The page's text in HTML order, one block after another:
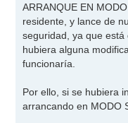
ARRANQUE EN
residente, y lance de
seguridad, ya que
hubiera alguna
funcionaría.
Por ello, si se hubiera
arrancando en MODO